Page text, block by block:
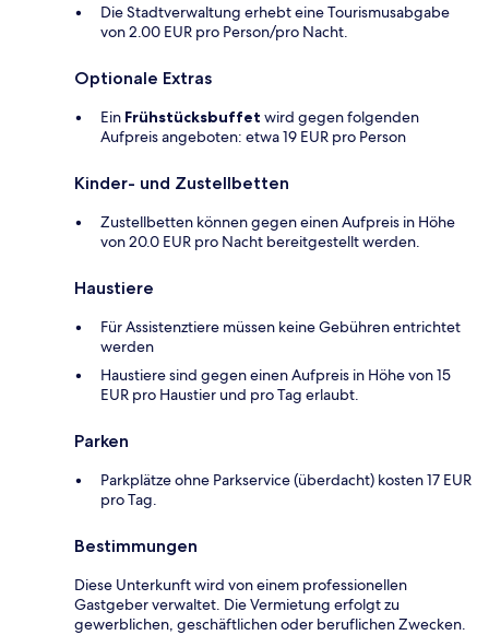
Die Stadtverwaltung erhebt eine Tourismusabgabe
von 2.00 EUR pro Person/pro Nacht.
Optionale Extras
Ein Frühstücksbuffet wird gegen folgenden
Aufpreis angeboten: etwa 19 EUR pro Person
Kinder- und Zustellbetten
Zustellbetten können gegen einen Aufpreis in Höhe
von 20.0 EUR pro Nacht bereitgestellt werden.
Haustiere
Für Assistenztiere müssen keine Gebühren entrichtet
werden
Haustiere sind gegen einen Aufpreis in Höhe von 15
EUR pro Haustier und pro Tag erlaubt.
Parken
Parkplätze ohne Parkservice (überdacht) kosten 17 EUR
pro Tag.
Bestimmungen
Diese Unterkunft wird von einem professionellen
Gastgeber verwaltet. Die Vermietung erfolgt zu
gewerblichen, geschäftlichen oder beruflichen Zwecken.